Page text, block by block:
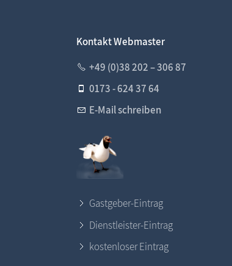
Kontakt Webmaster
+49 (0)38 202 – 306 87
0173 - 624 37 64
E-Mail schreiben
Gastgeber-Eintrag
Dienstleister-Eintrag
kostenloser Eintrag